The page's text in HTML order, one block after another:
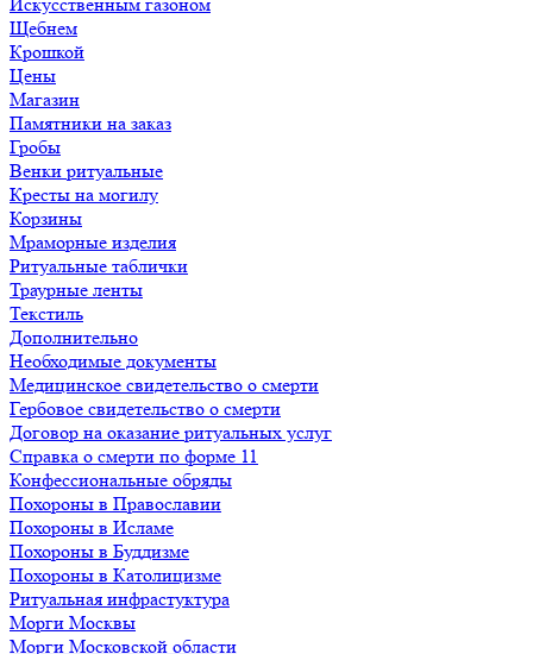
Щебнем
Крошкой
Цены
Магазин
Памятники на заказ
Гробы
Венки ритуальные
Кресты на могилу
Корзины
Мраморные изделия
Ритуальные таблички
Траурные ленты
Текстиль
Дополнительно
Необходимые документы
Медицинское свидетельство о смерти
Гербовое свидетельство о смерти
Договор на оказание ритуальных услуг
Справка о смерти по форме 11
Конфессиональные обряды
Похороны в Православии
Похороны в Исламе
Похороны в Буддизме
Похороны в Католицизме
Ритуальная инфрастуктура
Морги Москвы
Морги Московской области